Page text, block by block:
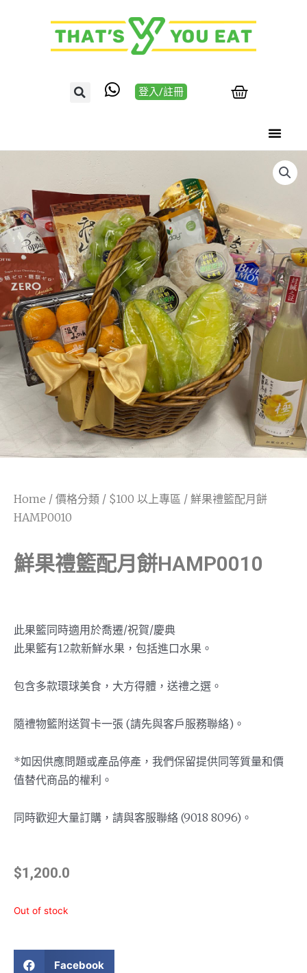
登入/註冊
Home / 價格分類 / $100 以上專區 / 鮮果禮籃配月餅
HAMP0010
鮮果禮籃配月餅HAMP0010
此果籃同時適用於喬遷/祝賀/慶典
此果籃有12款新鮮水果，包括進口水果。
包含多款環球美食，大方得體，送禮之選。
隨禮物籃附送賀卡一張 (請先與客戶服務聯絡)。
*如因供應問題或產品停產，我們保留提供同等質量和價
值替代商品的權利。
同時歡迎大量訂購，請與客服聯絡 (9018 8096)。
$1,200.0
Out of stock
Facebook